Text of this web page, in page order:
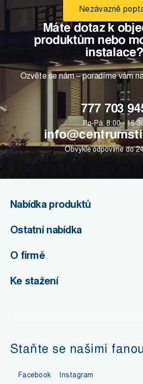
Nezávazně
Máte dotaz k
produktům nebo
instalace?
Ozvěte se nám – poradíme vám
777 703
Po-Pá: 8:00 -
Obvykle odpovíme do
Nabídka produktů
Ostatní nabídka
O firmě
Ke stažení
Staňte se našimi
Facebook Instagram